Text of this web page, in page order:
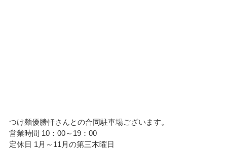
つけ麺優勝軒さんとの合同駐車場ございます。
営業時間 10：00～19：00
定休日 1月～11月の第三木曜日